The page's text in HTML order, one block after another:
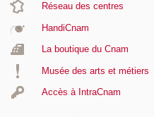
Réseau des centres
HandiCnam
La boutique du Cnam
Musée des arts et métiers
Accès à IntraCnam